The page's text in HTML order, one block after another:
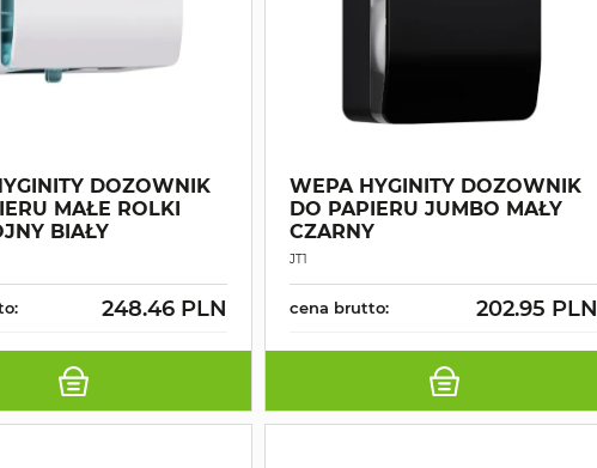
DOZOWNIK
MAŁE ROLKI
BIAŁY
248.46 PLN
WEPA HYGINITY DOZOWNIK
DO PAPIERU JUMBO MAŁY
CZARNY
JT1
cena brutto: 202.95 PLN